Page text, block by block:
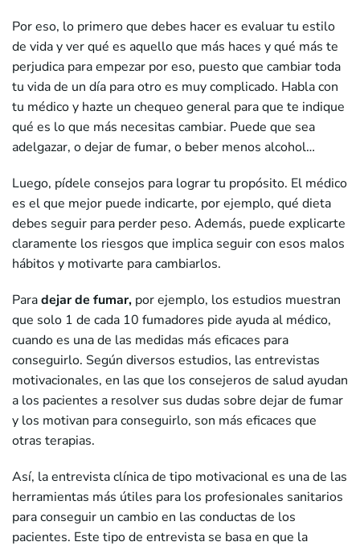
Por eso, lo primero que debes hacer es evaluar tu estilo
de vida y ver qué es aquello que más haces y qué más te
perjudica para empezar por eso, puesto que cambiar toda
tu vida de un día para otro es muy complicado. Habla con
tu médico y hazte un chequeo general para que te indique
qué es lo que más necesitas cambiar. Puede que sea
adelgazar, o dejar de fumar, o beber menos alcohol…
Luego, pídele consejos para lograr tu propósito. El médico
es el que mejor puede indicarte, por ejemplo, qué dieta
debes seguir para perder peso. Además, puede explicarte
claramente los riesgos que implica seguir con esos malos
hábitos y motivarte para cambiarlos.
Paradejar de fumar, por ejemplo, los estudios muestran
que solo 1 de cada 10 fumadores pide ayuda al médico,
cuando es una de las medidas más eficaces para
conseguirlo. Según diversos estudios, las entrevistas
motivacionales, en las que los consejeros de salud ayudan
a los pacientes a resolver sus dudas sobre dejar de fumar
y los motivan para conseguirlo, son más eficaces que
otras terapias.
Así, la entrevista clínica de tipo motivacional es una de las
herramientas más útiles para los profesionales sanitarios
para conseguir un cambio en las conductas de los
pacientes. Este tipo de entrevista se basa en que la